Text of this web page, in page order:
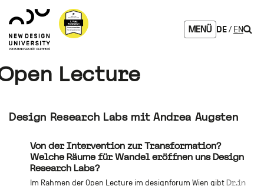
Inhalt
Hauptnavigation
Footernavigation
Logo
NDU
verlinkt
zur
MENÜ DE EN
Lecture
Design Research Labs mit Andrea Augsten
Von der Intervention zur Transformation?
Welche Räume für Wandel eröffnen uns Design
Research Labs?
Im Rahmen der Open Lecture im designforum Wien gibt Dr.in